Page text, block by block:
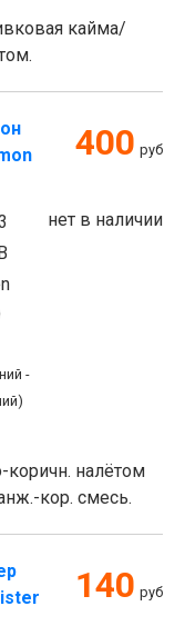
кайма/
400 руб
нет в наличии
-
коричн. налётом
кор. смесь.
140 руб